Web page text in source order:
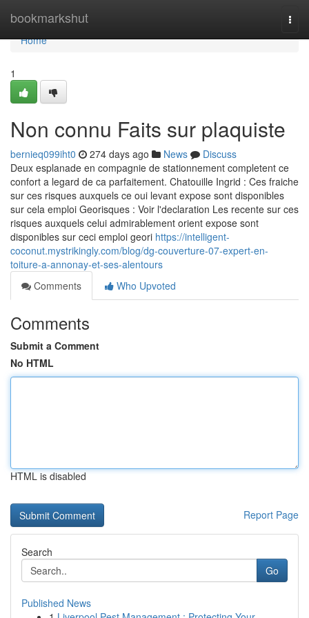
bookmarkshut
Home
Home
1
Non connu Faits sur plaquiste
bernieq099iht0 274 days ago News
Discuss
Deux esplanade en compagnie de stationnement completent ce
confort a legard de ca parfaitement. Chatouille Ingrid : Ces fraiche
sur ces risques auxquels ce oui levant expose sont disponibles
sur cela emploi Georisques : Voir l'declaration Les recente sur ces
risques auxquels celui admirablement orient expose sont
disponibles sur ceci emploi geori https://intelligent-
coconut.mystrikingly.com/blog/dg-couverture-07-expert-en-
toiture-a-annonay-et-ses-alentours
Comments
Who Upvoted
Comments
Submit a Comment
No HTML
HTML is disabled
Report Page
Search
Go
Published News